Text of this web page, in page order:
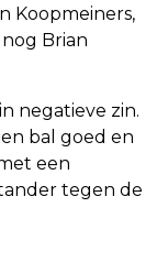
Koopmeiners,
Brian
negatieve zin.
bal goed en
een
tegen de